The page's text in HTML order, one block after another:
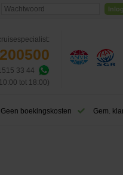
33 44
tot 18:00)
Geen boekingskosten Gem.